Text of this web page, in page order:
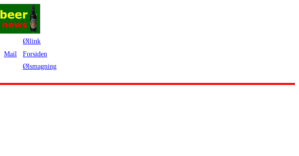
Øllink
Mail
Forsiden
Ølsmagning